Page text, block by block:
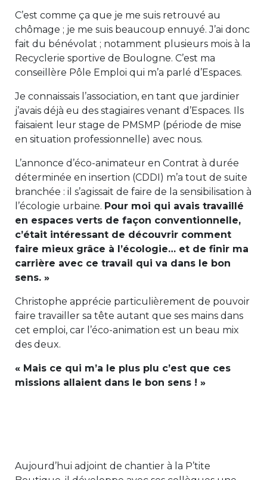
C’est comme ça que je me suis retrouvé au
chômage ; je me suis beaucoup ennuyé. J’ai donc
fait du bénévolat ; notamment plusieurs mois à la
Recyclerie sportive de Boulogne. C’est ma
conseillère Pôle Emploi qui m’a parlé d’Espaces.
Je connaissais l’association, en tant que jardinier
j’avais déjà eu des stagiaires venant d’Espaces. Ils
faisaient leur stage de PMSMP (période de mise
en situation professionnelle) avec nous.
L’annonce d’éco-animateur en Contrat à durée
déterminée en insertion (CDDI) m’a tout de suite
branchée : il s’agissait de faire de la sensibilisation à
l’écologie urbaine. Pour moi qui avais travaillé
en espaces verts de façon conventionnelle,
c’était intéressant de découvrir comment
faire mieux grâce à l’écologie… et de finir ma
carrière avec ce travail qui va dans le bon
sens. »
Christophe apprécie particulièrement de pouvoir
faire travailler sa tête autant que ses mains dans
cet emploi, car l’éco-animation est un beau mix
des deux.
« Mais ce qui m’a le plus plu c’est que ces
missions allaient dans le bon sens ! »
Aujourd’hui adjoint de chantier à la P’tite